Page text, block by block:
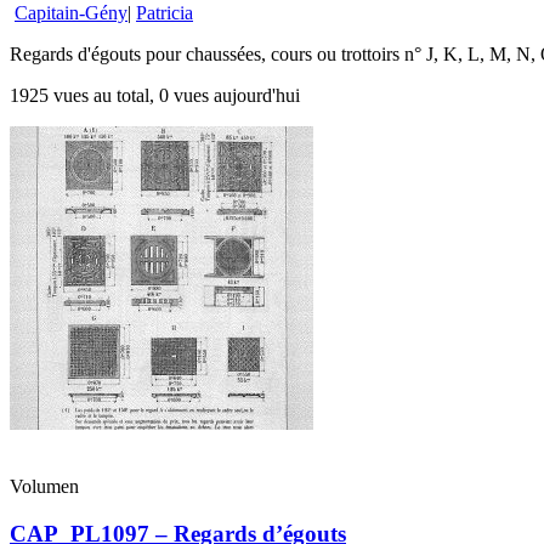
Capitain-Gény Patricia
Regards d'égouts pour chaussées, cours ou trottoirs n° J, K, L, M, N,
1925 vues au total, 0 vues aujourd'hui
Volumen
CAP_PL1097 – Regards d’égouts